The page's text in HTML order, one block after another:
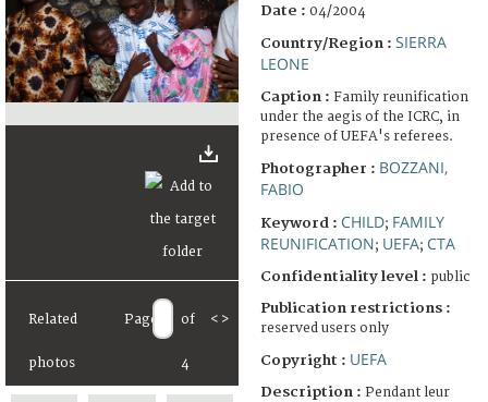
Related
photos
Page of
4
< >
Date : 04/2004
Country/Region : SIERRA
LEONE
Caption : Family reunification
under the aegis of the ICRC, in
presence of UEFA's referees.
Photographer : BOZZANI,
FABIO
Keyword : CHILD; FAMILY
REUNIFICATION; UEFA; CTA
Confidentiality level : public
Publication restrictions :
reserved users only
Copyright : UEFA
Description : Pendant leur